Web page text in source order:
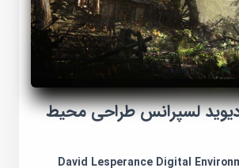
لسپرانس طراحی محیط
David Lesperance Digital